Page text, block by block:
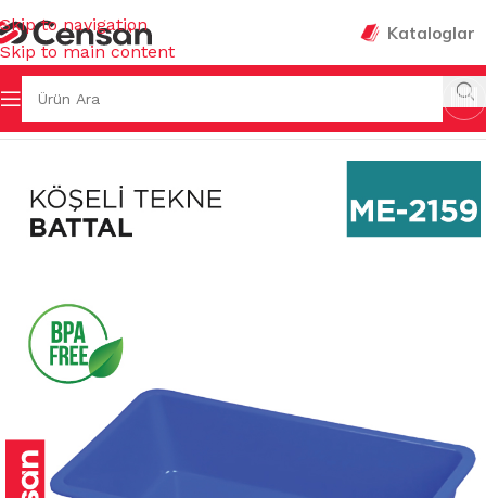
Skip to navigation
Skip to main content
Kataloglar
Ana Sayfa